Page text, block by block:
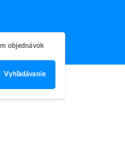
objednávok
Vyhľadávanie